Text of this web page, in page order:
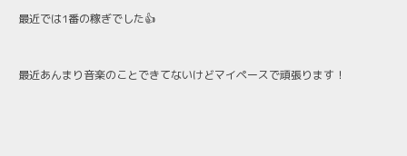
最近では1番の稼ぎでした👍
最近あんまり音楽のことできてないけどマイペースで頑張ります！